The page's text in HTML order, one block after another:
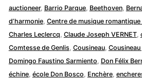
auctioneer, Barrio Parque, Beethoven,
d’harmonie, Centre de musique
Charles Leclercq, Claude Joseph VERNET,
Comtesse de Genlis, Cousineau, Cousineau
Domingo Faustino Sarmiento, Don Félix
échine, école Don Bosco, Enchère,